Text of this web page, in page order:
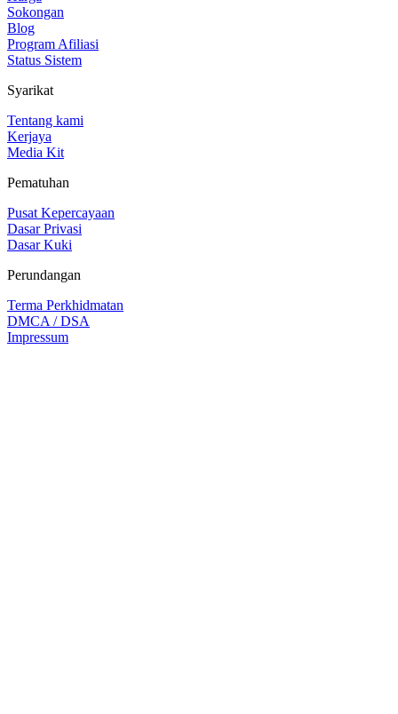
Sokongan
Blog
Program Afiliasi
Status Sistem
Syarikat
Tentang kami
Kerjaya
Media Kit
Pematuhan
Pusat Kepercayaan
Dasar Privasi
Dasar Kuki
Perundangan
Terma Perkhidmatan
DMCA / DSA
Impressum